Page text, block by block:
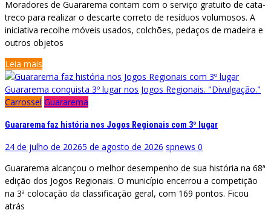
Moradores de Guararema contam com o serviço gratuito de cata-
treco para realizar o descarte correto de resíduos volumosos. A
iniciativa recolhe móveis usados, colchões, pedaços de madeira e
outros objetos
Leia mais
Guararema conquista 3º lugar nos Jogos Regionais. "Divulgação."
Carrossel Guararema
Guararema faz história nos Jogos Regionais com 3º lugar
24 de julho de 20265 de agosto de 2026 spnews 0
Guararema alcançou o melhor desempenho de sua história na 68ª
edição dos Jogos Regionais. O município encerrou a competição
na 3ª colocação da classificação geral, com 169 pontos. Ficou
atrás